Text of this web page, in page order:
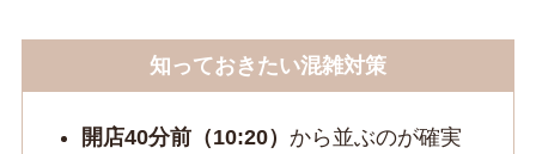
知っておきたい混雑対策
開店40分前（10:20）から並ぶのが確実